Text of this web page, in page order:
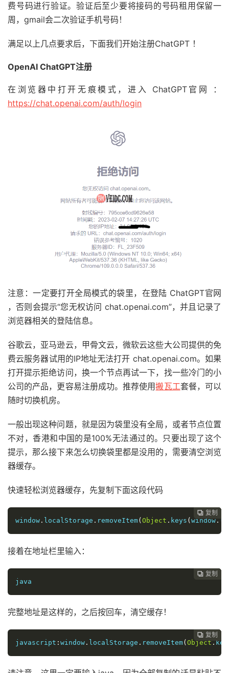
费号码进行验证。验证后至少要将接码的号码租用保留一
周，gmail会二次验证手机号码！
满足以上几点要求后，下面我们开始注册ChatGPT ！
OpenAI ChatGPT注册
在浏览器中打开无痕模式，进入 ChatGPT官网 ：
https://chat.openai.com/auth/login
注意：一定要打开全局模式的袋里，在登陆 ChatGPT官网
，否则会提示“您无权访问 chat.openai.com”，并且记录了
浏览器相关的登陆信息。
谷歌云，亚马逊云，甲骨文云，微软云这些大公司提供的免
费云服务器试用的IP地址无法打开 chat.openai.com。如果
打开提示拒绝访问，换一个节点再试一下，找一些冷门的小
公司的产品，更容易注册成功。推荐使用搬瓦工套餐，可以
随时切换机房。
一般出现这种问题，就是因为袋里没有全局，或者节点位置
不对，香港和中国的是100%无法通过的。只要出现了这个
提示，那么接下来怎么切换袋里都是没用的，需要清空浏览
器缓存。
快速轻松浏览器缓存，先复制下面这段代码
 复制
 复制
 复制
 复制
 复制
window . localStorage . removeItem(Object . keys (window .
接着在地址栏里输入：
 复制
 复制
 复制
 复制
java
完整地址是这样的，之后按回车，清空缓存！
 复制
 复制
 复制
javascript : window . localStorage . removeItem(Object .